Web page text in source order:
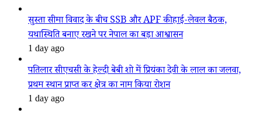
सुस्ता सीमा विवाद के बीच SSB और APF की हाई-लेवल बैठक,
यथास्थिति बनाए रखने पर नेपाल का बड़ा आश्वासन
1 day ago
पतिलार सीएचसी के हेल्दी बेबी शो में प्रियंका देवी के लाल का जलवा,
प्रथम स्थान प्राप्त कर क्षेत्र का नाम किया रोशन
1 day ago